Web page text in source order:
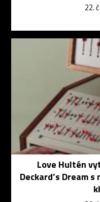
22.
Love Hultén
Deckard’s Dream